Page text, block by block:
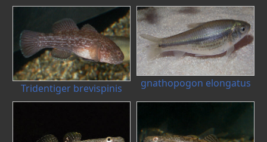
Tridentiger brevispinis gnathopogon elongatus